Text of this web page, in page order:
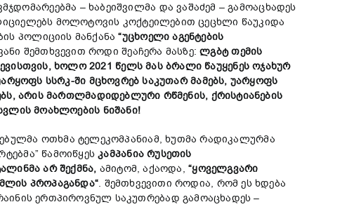
– ხაბეიშვილმა და ვაშაძემ – გამოაცხადეს
მოლოტოვის კოქტეილებით ცეცხლი წაუკიდა
პოლიციის მანქანა“უცხოელიაგენტების
შემთხვევით როდი შეაჩერა მასზე:ლგბტთემის
ხოლო 2021 წელსმასბრალი წაუყენესოჯახურ
სსრკ-ში მცხოვრებსაკუთარმამებს, უარყოფს
არისმართლმადიდებლური რწმენის, ქრისტიანების
ისმოახლოების ნიშანი!
ოთხმა ტელეკომპანიამ, ხუთმა რადიკალურმა
წამოიწყესკამპანიარუსეთის
არშექმნა, ამიტომ, აქაოდა,“ყოველგვარი
პროპაგანდა“. შემთხვევითი როდია, რომ ეს ხდება
ერთპიროვნულ საკუთრებად გამოაცხადეს –